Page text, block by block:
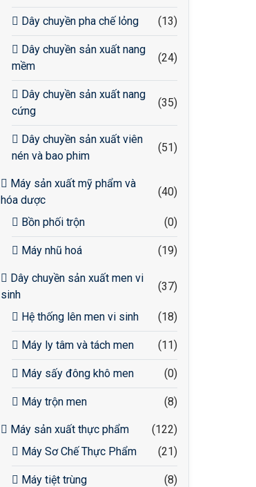
Dây chuyền pha chế lỏng (13)
Dây chuyền sản xuất nang
mềm
(24)
Dây chuyền sản xuất nang
cứng
(35)
Dây chuyền sản xuất viên
nén và bao phim
(51)
Máy sản xuất mỹ phẩm và
hóa dược
(40)
Bồn phối trộn (0)
Máy nhũ hoá (19)
Dây chuyền sản xuất men vi
sinh
(37)
Hệ thống lên men vi sinh (18)
Máy ly tâm và tách men (11)
Máy sấy đông khô men (0)
Máy trộn men (8)
Máy sản xuất thực phẩm
(122)
Máy Sơ Chế Thực Phẩm
(21)
Máy tiệt trùng (8)